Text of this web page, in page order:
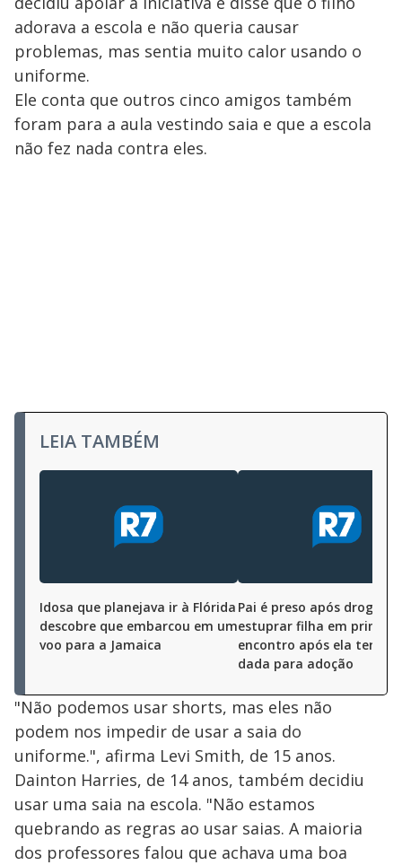
adorava a escola e não queria causar
problemas, mas sentia muito calor usando o
uniforme.
Ele conta que outros cinco amigos também
foram para a aula vestindo saia e que a escola
não fez nada contra eles.
LEIA TAMBÉM
Idosa que planejava ir à Flórida
descobre que embarcou em um
voo para a Jamaica
Pai é preso após drogar e
estuprar filha em
encontro após ela ter
dada para adoção
"Não podemos usar shorts, mas eles não
podem nos impedir de usar a saia do
uniforme.", afirma Levi Smith, de 15 anos.
Dainton Harries, de 14 anos, também decidiu
usar uma saia na escola. "Não estamos
quebrando as regras ao usar saias. A maioria
dos professores falou que achava uma boa